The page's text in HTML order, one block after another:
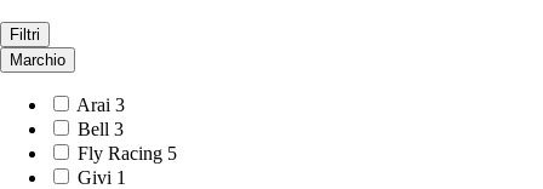
Filtri
Marchio
Arai 3
Bell 3
Fly Racing 5
Givi 1